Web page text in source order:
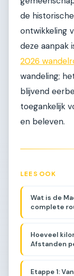
de
ontwikkeling
deze aanpak
2026
wandeling;
blijvend
toegankelijk
en beleven.
LEES OOK
Wat is de
complete
Hoeveel
Afstanden
Etappe 1: